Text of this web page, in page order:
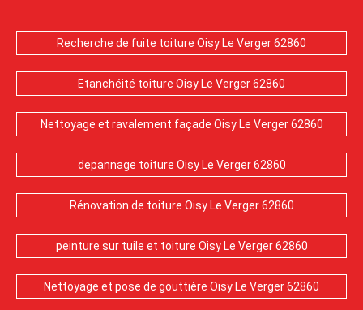
Recherche de fuite toiture Oisy Le Verger 62860
Etanchéité toiture Oisy Le Verger 62860
Nettoyage et ravalement façade Oisy Le Verger 62860
depannage toiture Oisy Le Verger 62860
Rénovation de toiture Oisy Le Verger 62860
peinture sur tuile et toiture Oisy Le Verger 62860
Nettoyage et pose de gouttière Oisy Le Verger 62860